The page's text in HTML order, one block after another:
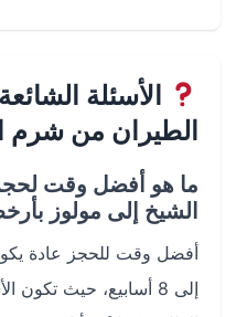
الأسئلة الشائعة
الطيران من شرم
ما هو أفضل وقت لحجز
الشيخ إلى مولوز بأرخص
إلى 8 أسابيع، حيث تكون